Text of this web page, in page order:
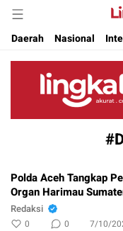
Daerah
Nasional
Polda Aceh Tangkap
Organ Harimau
Redaksi
0 0 7/10/